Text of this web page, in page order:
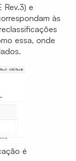
e
às
essa, onde
é